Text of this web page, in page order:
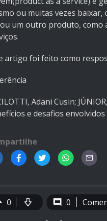
ou muitas vezes
um outro produto, como
artigo foi feito como
Adani Cusin;
e desafios
0 0